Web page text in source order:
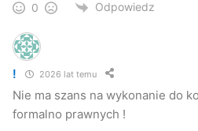
Kuba Kowalczyk
0 Odpowiedz
! 2026 lat temu
Nie ma szans na wykonanie do
formalno prawnych !